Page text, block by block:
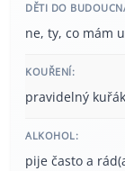
DĚTI DO
ne, ty, co mám
KOUŘENÍ:
pravidelný kuřák
ALKOHOL:
pije často a